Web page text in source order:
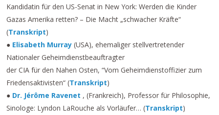
Kandidatin für den US-Senat in New York: Werden die Kinder
Gazas Amerika retten? – Die Macht „schwacher Kräfte“
(Transkript)
● Elisabeth Murray (USA), ehemaliger stellvertretender
Nationaler Geheimdienstbeauftragter
der CIA für den Nahen Osten, “Vom Geheimdienstoffizier zum
Friedensaktivisten“ (Transkript)
● Dr. Jérôme Ravenet , (Frankreich), Professor für Philosophie,
Sinologe: Lyndon LaRouche als Vorläufer… (Transkript)